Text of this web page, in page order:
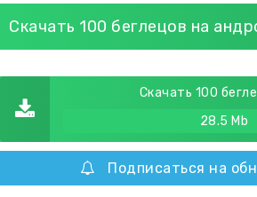
Скачать 100 беглецов на
Скачать 100
28.5 Mb
Подписаться на